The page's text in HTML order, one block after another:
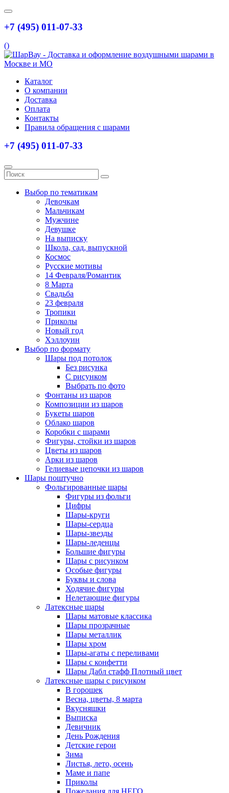
+7 (495) 011-07-33
()
Каталог
О компании
Доставка
Оплата
Контакты
Правила обращения с шарами
+7 (495) 011-07-33
Выбор по тематикам
Девочкам
Мальчикам
Мужчине
Девушке
На выписку
Школа, сад, выпускной
Космос
Русские мотивы
14 Февраля/Романтик
8 Марта
Свадьба
23 февраля
Тропики
Приколы
Новый год
Хэллоуин
Выбор по формату
Шары под потолок
Без рисунка
С рисунком
Выбрать по фото
Фонтаны из шаров
Композиции из шаров
Букеты шаров
Облако шаров
Коробки с шарами
Фигуры, стойки из шаров
Цветы из шаров
Арки из шаров
Гелиевые цепочки из шаров
Шары поштучно
Фольгированные шары
Фигуры из фольги
Цифры
Шары-круги
Шары-сердца
Шары-звезды
Шары-леденцы
Большие фигуры
Шары с рисунком
Особые фигуры
Буквы и слова
Ходячие фигуры
Нелетающие фигуры
Латексные шары
Шары матовые классика
Шары прозрачные
Шары металлик
Шары хром
Шары-агаты с переливами
Шары с конфетти
Шары Дабл стафф Плотный цвет
Латексные шары с рисунком
В горошек
Весна, цветы, 8 марта
Вкусняшки
Выписка
Девичник
День Рождения
Детские герои
Зима
Листья, лето, осень
Маме и папе
Приколы
Пожелания для НЕГО